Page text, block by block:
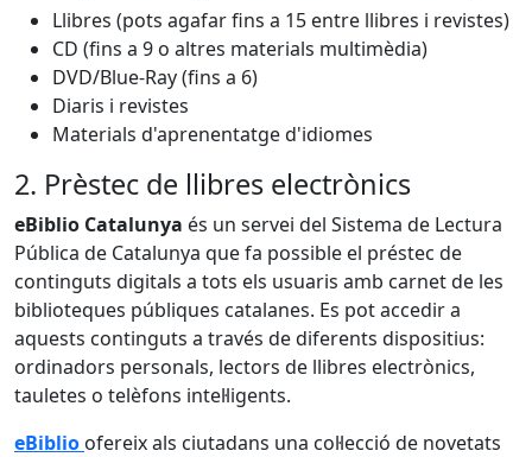
Llibres (pots agafar fins a 15 entre llibres i revistes)
CD (fins a 9 o altres materials multimèdia)
DVD/Blue-Ray (fins a 6)
Diaris i revistes
Materials d'aprenentatge d'idiomes
2. Prèstec de llibres electrònics
eBiblio Catalunya és un servei del Sistema de Lectura
Pública de Catalunya que fa possible el préstec de
continguts digitals a tots els usuaris amb carnet de les
biblioteques públiques catalanes. Es pot accedir a
aquests continguts a través de diferents dispositius:
ordinadors personals, lectors de llibres electrònics,
tauletes o telèfons intel·ligents.
eBiblio ofereix als ciutadans una col·lecció de novetats